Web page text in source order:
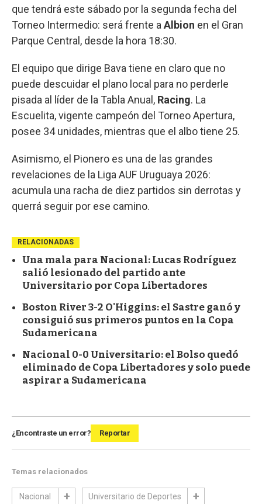
que tendrá este sábado por la segunda fecha del
Torneo Intermedio: será frente a Albion en el Gran
Parque Central, desde la hora 18:30.
El equipo que dirige Bava tiene en claro que no
puede descuidar el plano local para no perderle
pisada al líder de la Tabla Anual, Racing. La
Escuelita, vigente campeón del Torneo Apertura,
posee 34 unidades, mientras que el albo tiene 25.
Asimismo, el Pionero es una de las grandes
revelaciones de la Liga AUF Uruguaya 2026:
acumula una racha de diez partidos sin derrotas y
querrá seguir por ese camino.
RELACIONADAS
Una mala para Nacional: Lucas Rodríguez
salió lesionado del partido ante
Universitario por Copa Libertadores
Boston River 3-2 O'Higgins: el Sastre ganó y
consiguió sus primeros puntos en la Copa
Sudamericana
Nacional 0-0 Universitario: el Bolso quedó
eliminado de Copa Libertadores y solo puede
aspirar a Sudamericana
¿Encontraste un error? Reportar
Temas relacionados
Nacional Universitario de Deportes